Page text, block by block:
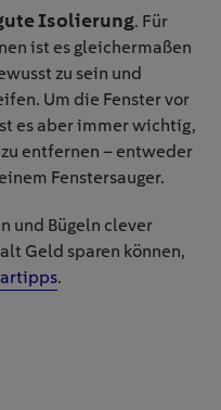
Isolierung. Für
ist es gleichermaßen
zu sein und
Um die Fenster vor
es aber immer wichtig,
entfernen – entweder
Fenstersauger.
und Bügeln clever
Geld sparen können,
.